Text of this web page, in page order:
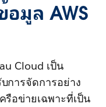
มูล AWS
Cloud เป็น
การจัดการอย่าง
รือข่ายเฉพาะที่เป็น